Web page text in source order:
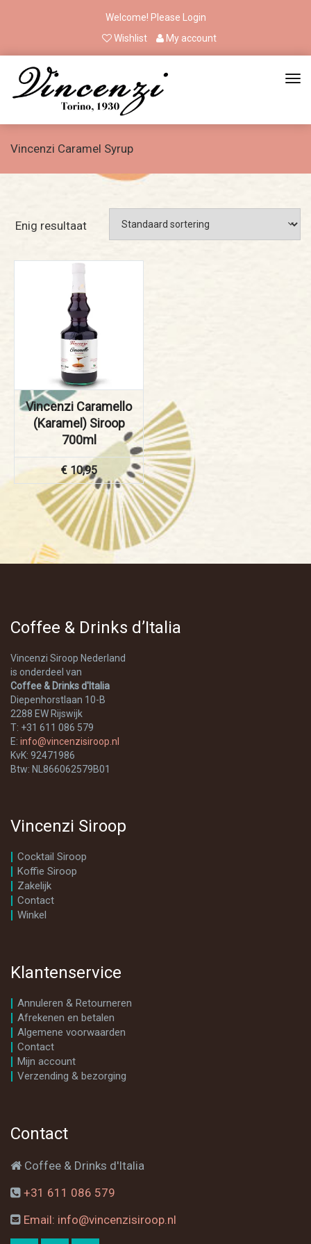
Welcome! Please
Login
Wishlist
My account
Vincenzi Caramel Syrup
Enig resultaat
Vincenzi Caramello
(Karamel) Siroop
700ml
€10,95
Coffee & Drinks d’Italia
Vincenzi Siroop Nederland
is onderdeel van
Coffee & Drinks d'Italia
Diepenhorstlaan 10-B
2288 EW Rijswijk
T: +31 611 086 579
E: info@vincenzisiroop.nl
KvK: 92471986
Btw: NL866062579B01
Vincenzi Siroop
Cocktail Siroop
Koffie Siroop
Zakelijk
Contact
Winkel
Klantenservice
Annuleren & Retourneren
Afrekenen en betalen
Algemene voorwaarden
Contact
Mijn account
Verzending & bezorging
Contact
Coffee & Drinks d'Italia
+31 611 086 579
Email: info@vincenzisiroop.nl